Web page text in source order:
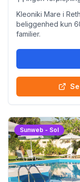
Kleoniki Mare i
beliggenhed kun
familier.
Sunweb - Sol